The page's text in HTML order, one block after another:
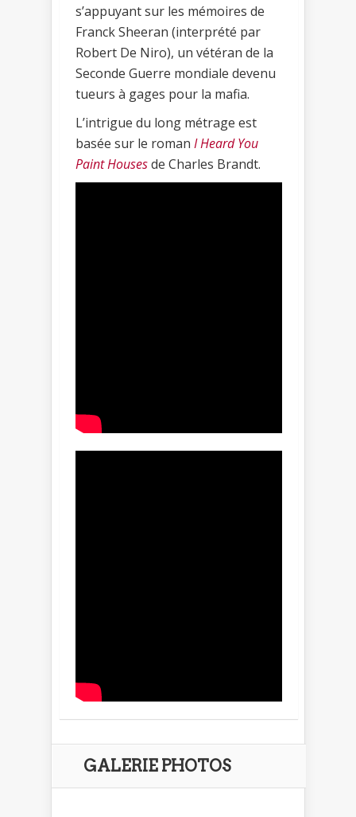
s’appuyant sur les mémoires de
Franck Sheeran (interprété par
Robert De Niro), un vétéran de la
Seconde Guerre mondiale devenu
tueurs à gages pour la mafia.
L’intrigue du long métrage est
basée sur le roman I Heard You
Paint Housesde Charles Brandt.
GALERIE PHOTOS